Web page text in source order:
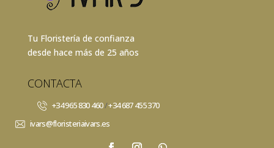
Tu Floristería de confianza
desde hace más de 25 años
CONTACTA
+34 965 830 460/+34 687 455 370
ivars@floristeriaivars.es